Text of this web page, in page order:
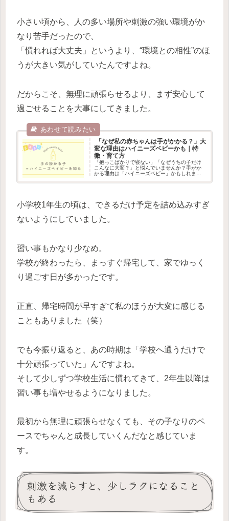
小さい頃から、人の多い場所や刺激の強い環境がか
なり苦手だったので、
「慣れれば大丈夫」というより、“環境との相性”のほ
うが大きい気がしていたんですよね。
だからこそ、無理に頑張らせるより、まず安心して
過ごせることを大事にしてきました。
「なぜ私の赤ちゃんは手がかかる？」大
変な理由はハイニーズベビーかも｜特
徴・育て方
「抱っこばかりで寝ない」「なぜうちの子だけ
こんなに大変？」と悩んでいませんか？手がか
かる理由は「ハイニーズベビー」かもしれませ
コツをまとめました。
小学校1年生の頃は、できるだけ予定を詰め込みすぎ
ないようにしていました。
習い事もかなり少なめ。
学校が終わったら、まっすぐ帰宅して、家でゆっく
り過ごす日が多かったです。
正直、帰宅時間が早すぎて私のほうが大変に感じる
こともありました（笑）
でも今振り返ると、あの時期は「学校へ通うだけで
十分頑張っていた」んですよね。
そして少しずつ学校生活に慣れてきて、2年生以降は
習い事も増やせるようになりました。
最初から無理に頑張らせなくても、その子なりのペ
ースでちゃんと成長していくんだなと感じていま
す。
刺激を減らすと、少しラクになること
もある